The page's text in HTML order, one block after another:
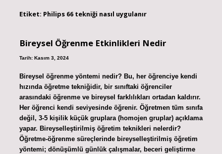
Etiket: Philips 66 tekniği nasıl uygulanır
Bireysel Öğrenme Etkinlikleri Nedir
Tarih: Kasım 3, 2024
Bireysel öğrenme yöntemi nedir? Bu, her öğrenciye kendi
hızında öğretme tekniğidir, bir sınıftaki öğrenciler
arasındaki öğrenme ve bireysel farklılıkları ortadan kaldırır.
Her öğrenci kendi seviyesinde öğrenir. Öğretmen tüm sınıfa
değil, 3-5 kişilik küçük gruplara (homojen gruplar) açıklama
yapar. Bireyselleştirilmiş öğretim teknikleri nelerdir?
Öğretme-öğrenme süreçlerinde bireyselleştirilmiş öğretim
yöntemi; dönüşümlü günlük çalışmalar, beceri geliştirme